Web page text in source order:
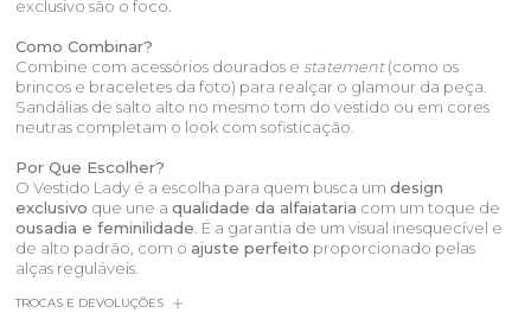
exclusivo são o foco.
Como Combinar?
Combine com acessórios dourados e statement(como os
brincos e braceletes da foto) para realçar o glamour da peça.
Sandálias de salto alto no mesmo tom do vestido ou em cores
neutras completam o look com sofisticação.
Por Que Escolher?
O Vestido Lady é a escolha para quem busca umdesign
exclusivo que une aqualidade da alfaiataria com um toque de
ousadia e feminilidade. É a garantia de um visual inesquecível e
de alto padrão, com o ajuste perfeito proporcionado pelas
alças reguláveis.
TROCAS E DEVOLUÇÕES